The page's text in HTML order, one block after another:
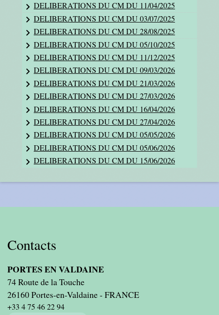
keyboard_arrow_right DELIBERATIONS DU CM DU 11/04/2025
keyboard_arrow_right DELIBERATIONS DU CM DU 03/07/2025
keyboard_arrow_right DELIBERATIONS DU CM DU 28/08/2025
keyboard_arrow_right DELIBERATIONS DU CM DU 05/10/2025
keyboard_arrow_right DELIBERATIONS DU CM DU 11/12/2025
keyboard_arrow_right DELIBERATIONS DU CM DU 09/03/2026
keyboard_arrow_right DELIBERATIONS DU CM DU 21/03/2026
keyboard_arrow_right DELIBERATIONS DU CM DU 27/03/2026
keyboard_arrow_right DELIBERATIONS DU CM DU 16/04/2026
keyboard_arrow_right DELIBERATIONS DU CM DU 27/04/2026
keyboard_arrow_right DELIBERATIONS DU CM DU 05/05/2026
keyboard_arrow_right DELIBERATIONS DU CM DU 05/06/2026
keyboard_arrow_right DELIBERATIONS DU CM DU 15/06/2026
Contacts
PORTES EN VALDAINE
74 Route de la Touche
26160 Portes-en-Valdaine - FRANCE
+33 4 75 46 22 94